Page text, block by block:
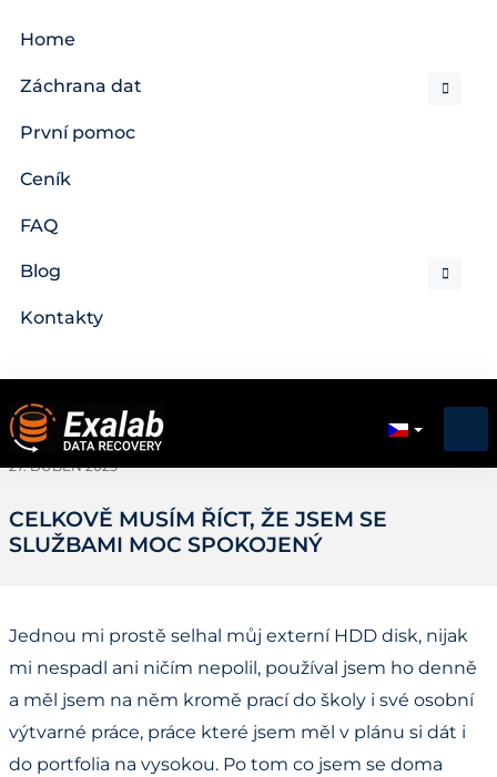
Home
Záchrana dat
První pomoc
Ceník
FAQ
Blog
Kontakty
27. DUBEN 2025
CELKOVĚ MUSÍM ŘÍCT, ŽE JSEM SE
SLUŽBAMI MOC SPOKOJENÝ
Jednou mi prostě selhal můj externí HDD disk, nijak
mi nespadl ani ničím nepolil, používal jsem ho denně
a měl jsem na něm kromě prací do školy i své osobní
výtvarné práce, práce které jsem měl v plánu si dát i
do portfolia na vysokou. Po tom co jsem se doma